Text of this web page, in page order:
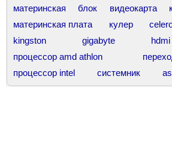
материнская
блок видеокарта
материнская плата
кулер
kingston
gigabyte hdmi
процессор amd athlon
процессор intel
системник
chieftec
процессор core